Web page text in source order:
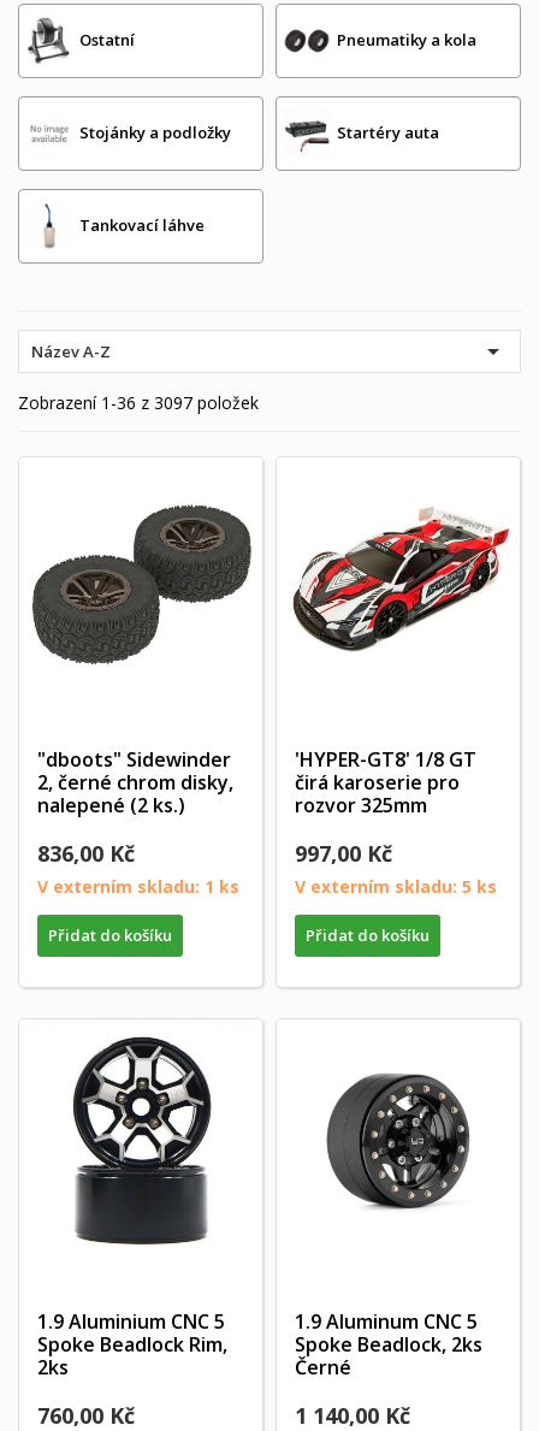
Ostatní Pneumatiky a kola
Stojánky a podložky Startéry auta
Tankovací láhve
Název A-Z 
Zobrazení 1-36 z 3097 položek
"dboots" Sidewinder
2, černé chrom disky,
nalepené (2 ks.)
836,00 Kč
V externím skladu: 1 ks
Přidat do košíku
'HYPER-GT8' 1/8 GT
čirá karoserie pro
rozvor 325mm
997,00 Kč
V externím skladu: 5 ks
Přidat do košíku
1.9 Aluminium CNC 5
Spoke Beadlock Rim,
2ks
760,00 Kč
1.9 Aluminum CNC 5
Spoke Beadlock, 2ks
Černé
1 140,00 Kč